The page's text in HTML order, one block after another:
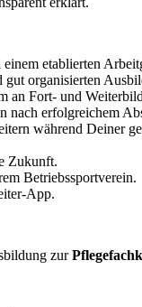
etablierten
organisierten
an Fort- und
nach erfolgreichem
während Deiner
Zukunft.
Betriebssportverein.
App.
zur